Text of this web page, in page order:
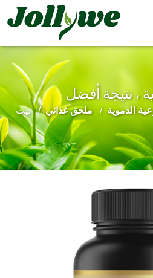
تخفيف
الإمساك
مكمل
غذائي
لإنقاص
الوزن
تحسين
حبوب كبسولات
الشاي
، نتيجة أفضل
بيت ملحق غذائي الدموية